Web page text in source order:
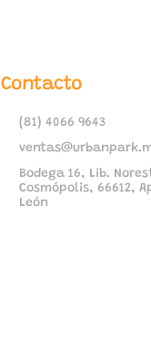
Contacto
(81) 4066 9643
Bodega 16, Lib.
Cosmópolis, 66612,
León